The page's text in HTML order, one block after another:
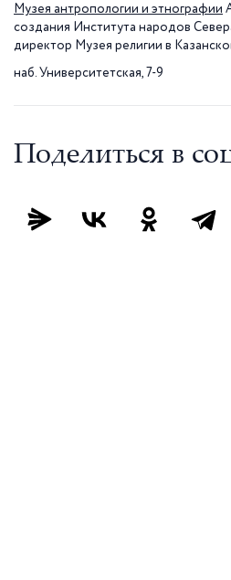
Музея антропологии и этнографии
создания Института народов
директор Музея религии в
наб. Университетская, 7-9
Поделиться в